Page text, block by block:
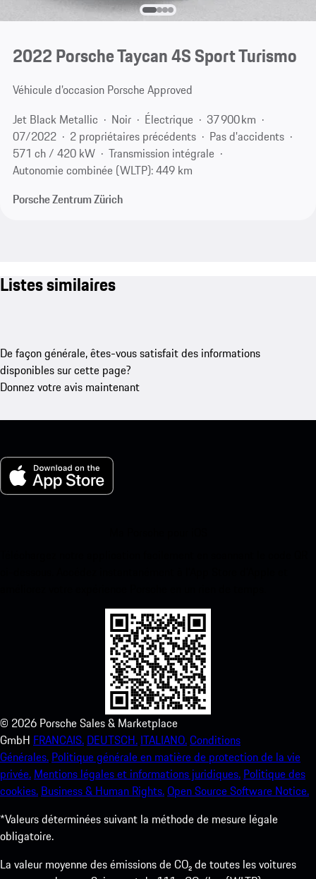
2022 Porsche Taycan 4S Sport Turismo
Véhicule d’occasion Porsche Approved
Jet Black Metallic
Noir Électrique
37 900 km
07/2022
2 propriétaires précédents
Pas d'accidents
571 ch / 420 kW
Transmission intégrale
Autonomie combinée (WLTP): 449 km
Porsche Zentrum Zürich
Listes similaires
De façon générale, êtes-vous satisfait des informations
disponibles sur cette page?
Donnez votre avis maintenant
© 2026 Porsche Sales & Marketplace
GmbH FRANCAIS. DEUTSCH. ITALIANO.Conditions
Générales. Politique générale en matière de protection de la vie
privée. Mentions légales et informations juridiques. Politique des
cookies. Business & Human Rights.Open Source Software Notice.
*Valeurs déterminées suivant la méthode de mesure légale
obligatoire.
La valeur moyenne des émissions de CO₂ de toutes les voitures